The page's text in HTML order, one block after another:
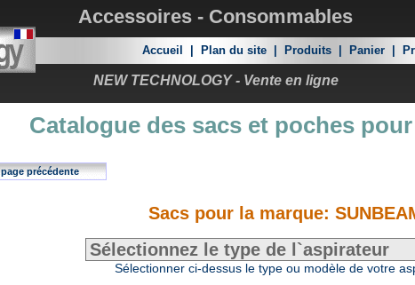
Accessoires - Consommables
Accueil Plan du site Produits Panier
NEW TECHNOLOGY - Vente en ligne
Catalogue des sacs et poches
page précédente
Sacs pour la marque:
Sélectionner ci-dessus le type ou modèle de votre